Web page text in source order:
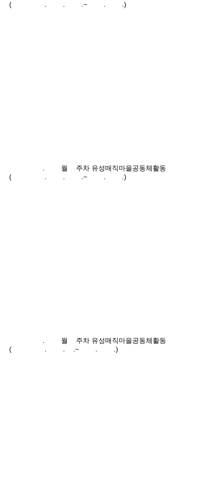
(2024.10.21.~10.27.)
2024.10월3주차 유성매직마을공동체활동
(2024.10.14.~10.20.)
2024.10월2주차 유성매직마을공동체활동
(2024.10.7.~10.13.)